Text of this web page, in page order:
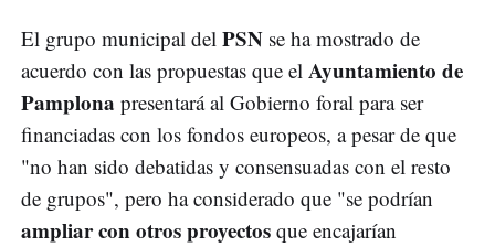
El grupo municipal del PSN se ha mostrado de
acuerdo con las propuestas que el Ayuntamiento de
Pamplona presentará al Gobierno foral para ser
financiadas con los fondos europeos, a pesar de que
"no han sido debatidas y consensuadas con el resto
de grupos", pero ha considerado que "se podrían
ampliar con otros proyectos que encajarían